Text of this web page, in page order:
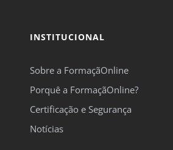
INSTITUCIONAL
Sobre a FormaçãOnline
Porquê a FormaçãOnline?
Certificação e Segurança
Notícias